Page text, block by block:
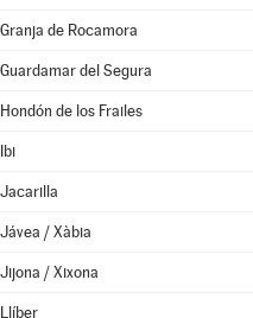
Granja de Rocamora
Guardamar del Segura
Hondón de los Frailes
Ibi
Jacarilla
Jávea / Xàbia
Jijona / Xixona
Llíber